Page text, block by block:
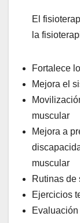
El
la
Fortalece
Mejora el
muscular
Mejora a
muscular
Rutinas de
Ejercicios